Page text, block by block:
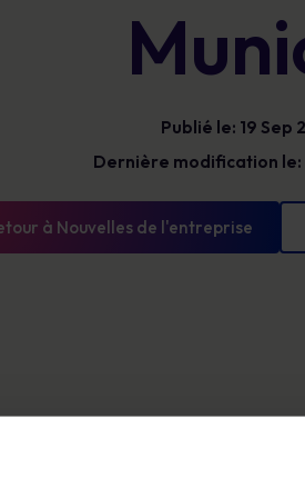
risques humains pour
réduire votre exposition et
progrès mesurables.
Glossaire
Les définitions de la
devez connaître
Publié le: 19 Sep
Dernière modification le:
à Nouvelles de l'entreprise
cette année au Corporate